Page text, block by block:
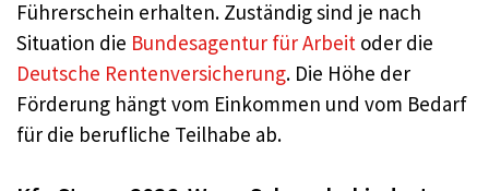
Führerschein erhalten. Zuständig sind je nach
Situation die Bundesagentur für Arbeit oder die
Deutsche Rentenversicherung. Die Höhe der
Förderung hängt vom Einkommen und vom Bedarf
für die berufliche Teilhabe ab.